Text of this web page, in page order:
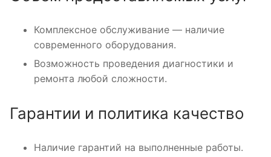
Комплексное обслуживание — наличие
современного оборудования.
Возможность проведения диагностики и
ремонта любой сложности.
Гарантии и политика качество
Наличие гарантий на выполненные работы.